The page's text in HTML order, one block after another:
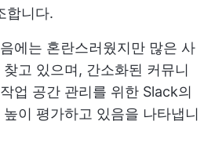
합니다.
에는 혼란스러웠지만 많은 사
고 있으며, 간소화된 커뮤니
업 공간 관리를 위한 Slack의
이 평가하고 있음을 나타냅니